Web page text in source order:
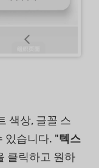
색상, 글꼴 스
있습니다. "텍스
클릭하고 원하